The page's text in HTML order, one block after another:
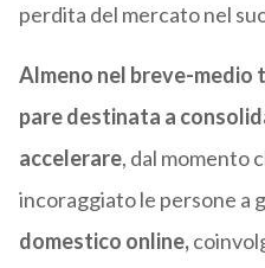
perdita del mercato nel
Almeno nel breve-medio
pare destinata a
accelerare, dal momento
incoraggiato le persone a
domestico online,